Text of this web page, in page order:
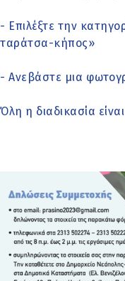
- Επιλέξτε την
ταράτσα-κήπος»
- Ανεβάστε μια
Όλη η διαδικασία